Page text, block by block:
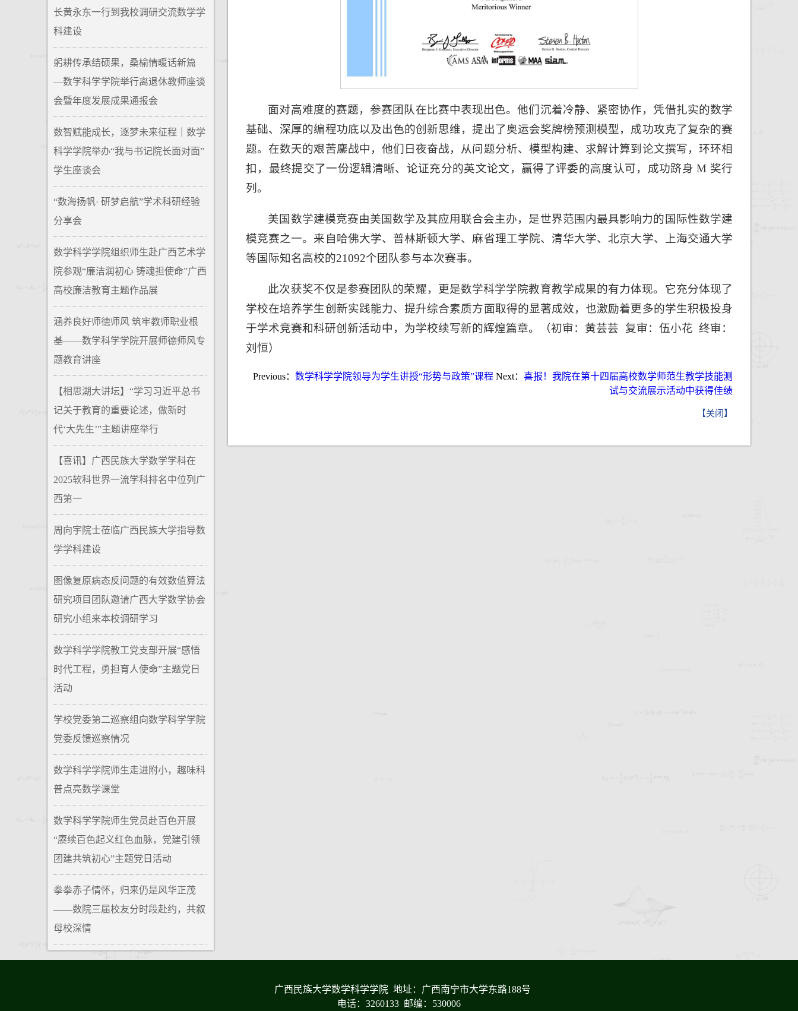
长黄永东一行到我校调研交流数学学
科建设
躬耕传承结硕果，桑榆情暖话新篇
—数学科学学院举行离退休教师座谈
会暨年度发展成果通报会
数智赋能成长，逐梦未来征程｜数学
科学学院举办“我与书记院长面对面”
学生座谈会
“数海扬帆· 研梦启航”学术科研经验
分享会
数学科学学院组织师生赴广西艺术学
院参观“廉洁润初心 铸魂担使命”广西
高校廉洁教育主题作品展
涵养良好师德师风 筑牢教师职业根
基——数学科学学院开展师德师风专
题教育讲座
【相思湖大讲坛】“学习习近平总书
记关于教育的重要论述，做新时
代‘大先生’”主题讲座举行
【喜讯】广西民族大学数学学科在
2025软科世界一流学科排名中位列广
西第一
周向宇院士莅临广西民族大学指导数
学学科建设
图像复原病态反问题的有效数值算法
研究项目团队邀请广西大学数学协会
研究小组来本校调研学习
数学科学学院教工党支部开展“感悟
时代工程，勇担育人使命”主题党日
活动
学校党委第二巡察组向数学科学学院
党委反馈巡察情况
数学科学学院师生走进附小，趣味科
普点亮数学课堂
数学科学学院师生党员赴百色开展
“赓续百色起义红色血脉，党建引领
团建共筑初心”主题党日活动
拳拳赤子情怀，归来仍是风华正茂
——数院三届校友分时段赴约，共叙
母校深情
面对高难度的赛题，参赛团队在比赛中表现出色。他们沉着冷静、紧密协作，凭借扎实的数学
基础、深厚的编程功底以及出色的创新思维，提出了奥运会奖牌榜预测模型，成功攻克了复杂的赛
题。在数天的艰苦鏖战中，他们日夜奋战，从问题分析、模型构建、求解计算到论文撰写，环环相
扣，最终提交了一份逻辑清晰、论证充分的英文论文，赢得了评委的高度认可，成功跻身 M 奖行
列。
美国数学建模竞赛由美国数学及其应用联合会主办，是世界范围内最具影响力的国际性数学建
模竞赛之一。来自哈佛大学、普林斯顿大学、麻省理工学院、清华大学、北京大学、上海交通大学
等国际知名高校的21092个团队参与本次赛事。
此次获奖不仅是参赛团队的荣耀，更是数学科学学院教育教学成果的有力体现。它充分体现了
学校在培养学生创新实践能力、提升综合素质方面取得的显著成效，也激励着更多的学生积极投身
于学术竞赛和科研创新活动中，为学校续写新的辉煌篇章。（初审：黄芸芸 复审：伍小花 终审：
刘恒）
Previous： 数学科学学院领导为学生讲授“形势与政策”课程 Next： 喜报！我院在第十四届高校数学师范生教学技能测
试与交流展示活动中获得佳绩
【关闭 】
广西民族大学数学科学学院 地址：广西南宁市大学东路188号
电话：3260133 邮编：530006